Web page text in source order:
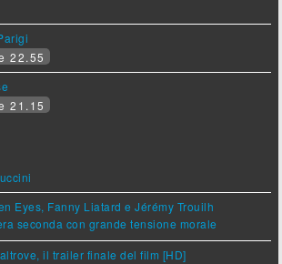
22.55
21.15
Eyes, Fanny Liatard e Jérémy Trouilh
seconda con grande tensione morale
il trailer finale del film [HD]